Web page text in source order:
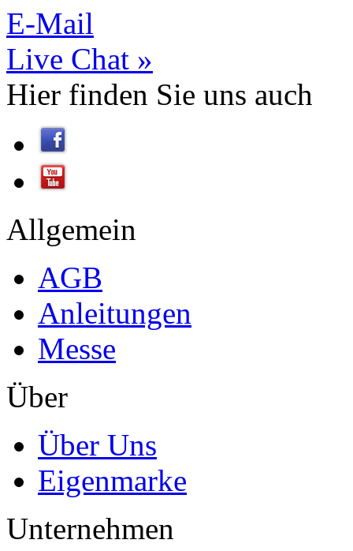
E-Mail
Live Chat »
Hier finden Sie uns auch
Allgemein
AGB
Anleitungen
Messe
Über
Über Uns
Eigenmarke
Unternehmen